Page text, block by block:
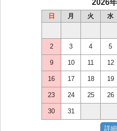
2026
日 月 火 水
2 3 4 5
9 10 11 12
16 17 18 19
23 24 25 26
30 31